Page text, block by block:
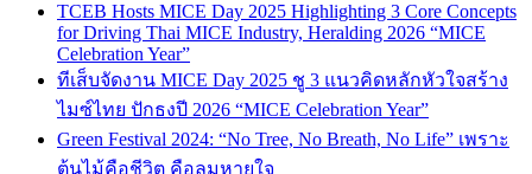
TCEB Hosts MICE Day 2025 Highlighting 3 Core Concepts
for Driving Thai MICE Industry, Heralding 2026 “MICE
Celebration Year”
ทีเส็บจัดงาน MICE Day 2025 ชู 3 แนวคิดหลักหัวใจสร้าง
ไมซ์ไทย ปักธงปี 2026 “MICE Celebration Year”
Green Festival 2024: “No Tree, No Breath, No Life” เพราะ
ต้นไม้คือชีวิต คือลมหายใจ